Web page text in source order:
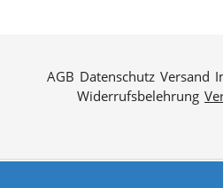
AGB Datenschutz Versand
Widerrufsbelehrung